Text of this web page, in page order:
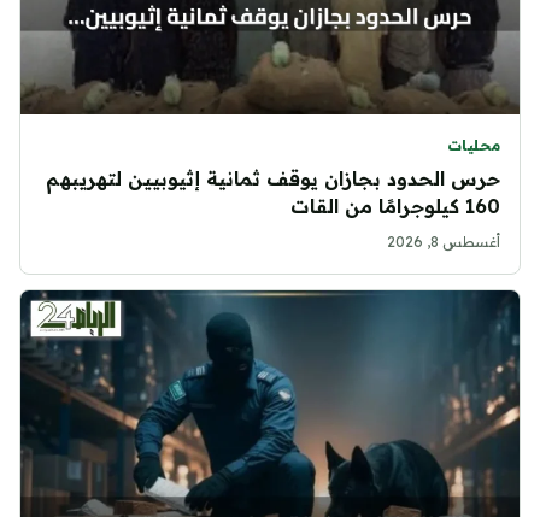
محليات
حرس الحدود بجازان يوقف ثمانية إثيوبيين لتهريبهم
160 كيلوجرامًا من القات
أغسطس 8, 2026